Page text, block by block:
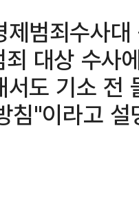
범죄수사
대상 수사
도 기소 전
침"이라고 설